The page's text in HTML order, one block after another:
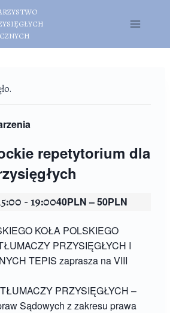
repetytorium dla
-19:0040PLN – 50PLN
KOŁA POLSKIEGO
PRZYSIĘGŁYCH I
TEPIS zaprasza na VIII
PRZYSIĘGŁYCH –
Sądowych z zakresu prawa